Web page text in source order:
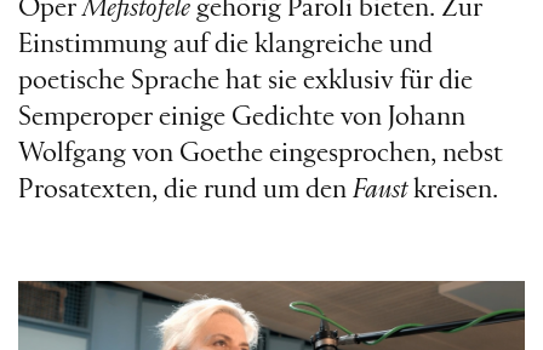
OperMefistofele gehörig Paroli bieten. Zur
Einstimmung auf die klangreiche und
poetische Sprache hat sie exklusiv für die
Semperoper einige Gedichte von Johann
Wolfgang von Goethe eingesprochen, nebst
Prosatexten, die rund um den Faustkreisen.